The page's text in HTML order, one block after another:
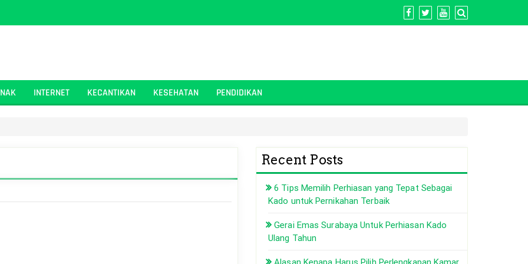
INTERNET KECANTIKAN KESEHATAN PENDIDIKAN
Recent Posts
6 Tips Memilih Perhiasan yang Tepat Sebagai
Kado untuk Pernikahan Terbaik
Gerai Emas Surabaya Untuk Perhiasan Kado
Ulang Tahun